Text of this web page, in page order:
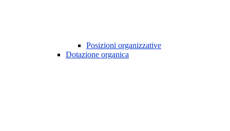
Posizioni organizzative
Dotazione organica